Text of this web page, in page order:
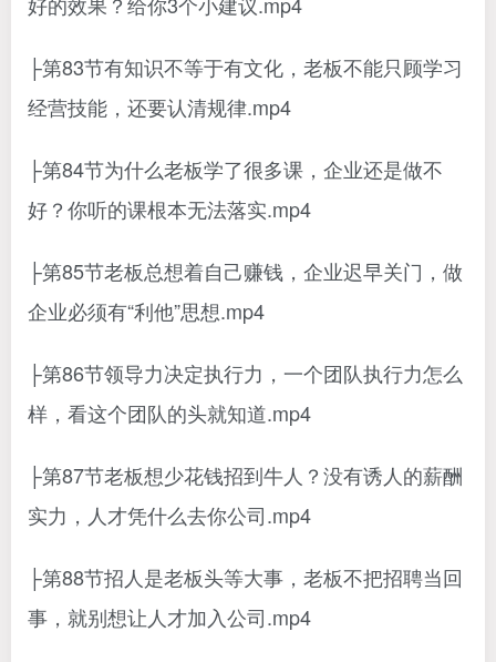
├第83节有知识不等于有文化，老板不能只顾学习
经营技能，还要认清规律.mp4
├第84节为什么老板学了很多课，企业还是做不
好？你听的课根本无法落实.mp4
├第85节老板总想着自己赚钱，企业迟早关门，做
企业必须有“利他”思想.mp4
├第86节领导力决定执行力，一个团队执行力怎么
样，看这个团队的头就知道.mp4
├第87节老板想少花钱招到牛人？没有诱人的薪酬
实力，人才凭什么去你公司.mp4
├第88节招人是老板头等大事，老板不把招聘当回
事，就别想让人才加入公司.mp4